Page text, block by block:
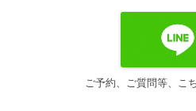
ご予約、ご質問等、こ